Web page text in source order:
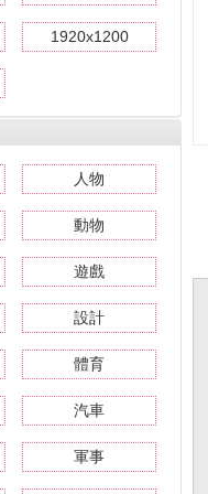
1920x1200
人物
動物
遊戲
設計
體育
汽車
軍事